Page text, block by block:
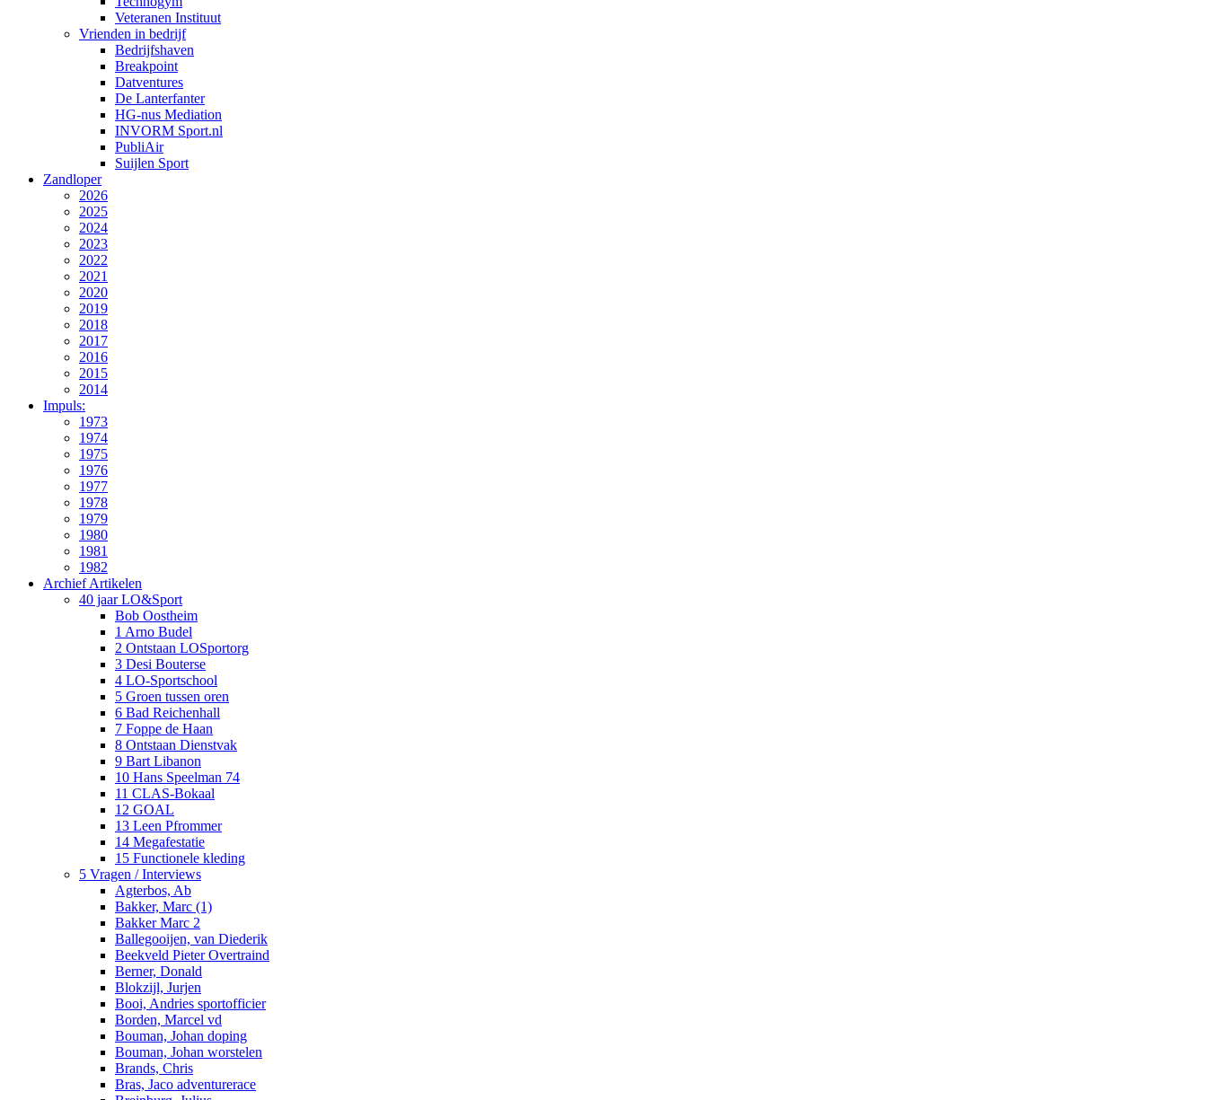
Veteranen Instituut
Vrienden in bedrijf
Bedrijfshaven
Breakpoint
Datventures
De Lanterfanter
HG-nus Mediation
INVORM Sport.nl
PubliAir
Suijlen Sport
Zandloper
2026
2025
2024
2023
2022
2021
2020
2019
2018
2017
2016
2015
2014
Impuls:
1973
1974
1975
1976
1977
1978
1979
1980
1981
1982
Archief Artikelen
40 jaar LO&Sport
Bob Oostheim
1 Arno Budel
2 Ontstaan LOSportorg
3 Desi Bouterse
4 LO-Sportschool
5 Groen tussen oren
6 Bad Reichenhall
7 Foppe de Haan
8 Ontstaan Dienstvak
9 Bart Libanon
10 Hans Speelman 74
11 CLAS-Bokaal
12 GOAL
13 Leen Pfrommer
14 Megafestatie
15 Functionele kleding
5 Vragen / Interviews
Agterbos, Ab
Bakker, Marc (1)
Bakker Marc 2
Ballegooijen, van Diederik
Beekveld Pieter Overtraind
Berner, Donald
Blokzijl, Jurjen
Booi, Andries sportofficier
Borden, Marcel vd
Bouman, Johan doping
Bouman, Johan worstelen
Brands, Chris
Bras, Jaco adventurerace